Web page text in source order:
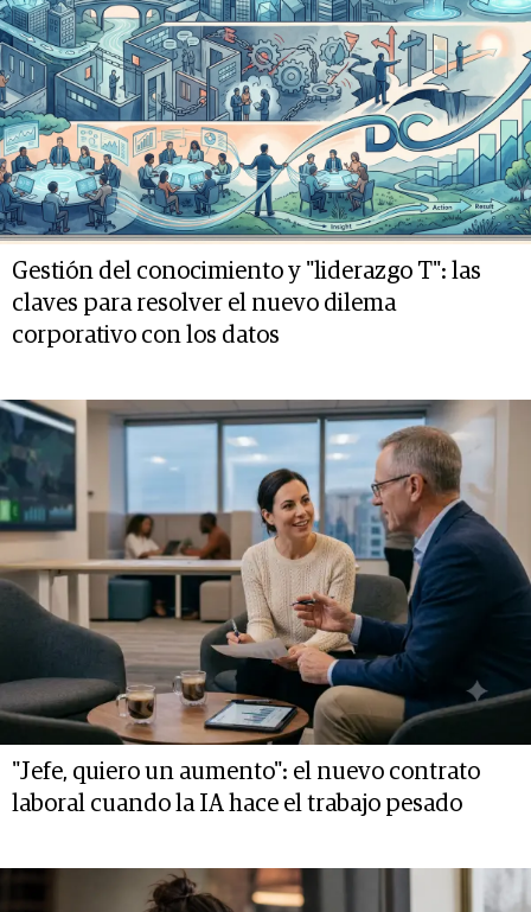
Gestión del conocimiento y "liderazgo T": las
claves para resolver el nuevo dilema
corporativo con los datos
"Jefe, quiero un aumento": el nuevo contrato
laboral cuando la IA hace el trabajo pesado